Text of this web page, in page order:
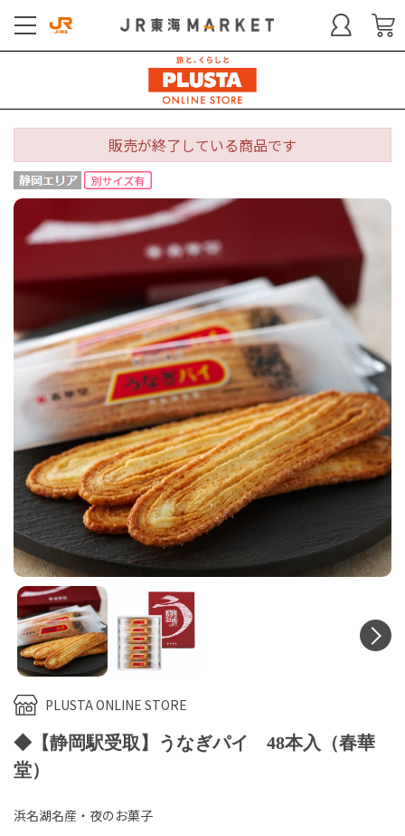
PLUSTA ONLINE STORE
◆【静岡駅受取】うなぎパイ 48本入（春華
堂）
浜名湖名産・夜のお菓子
販売が終了している商品です